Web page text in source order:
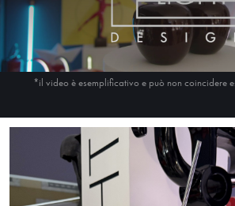
*il video è esemplificativo e può non coincidere